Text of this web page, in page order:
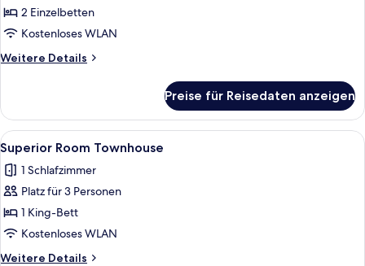
Twin
Room
Townhouse
anzeigen
2 Einzelbetten
Kostenloses WLAN
Weitere Details
Weitere
Twin
Room
Townhouse
Preise für Reisedaten anzeigen
Alle
Fotos
für
Superior
Room
Townhouse
anzeigen
Ein Schlafzimmer mit einem großen
4
Superior Room Townhouse
1 Schlafzimmer
Platz für 3 Personen
1 King-Bett
Kostenloses WLAN
Weitere Details
Weitere